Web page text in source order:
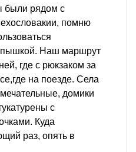
были рядом с
помню
Наш маршрут
где с рюкзаком за
на поезде. Села
домики
с
Куда
раз, опять в